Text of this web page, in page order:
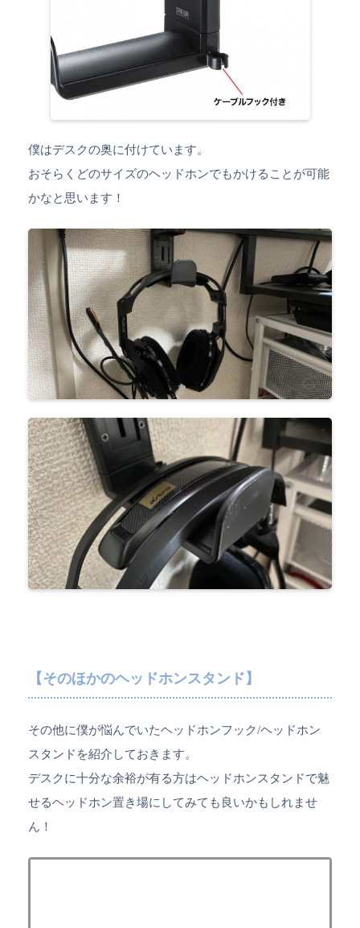
僕はデスクの奥に付けています。
おそらくどのサイズのヘッドホンでもかけることが可能
かなと思います！
【そのほかのヘッドホンスタンド】
その他に僕が悩んでいたヘッドホンフック/ヘッドホン
スタンドを紹介しておきます。
デスクに十分な余裕が有る方はヘッドホンスタンドで魅
せるヘッドホン置き場にしてみても良いかもしれませ
ん！